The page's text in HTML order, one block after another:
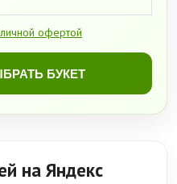
офертой
БУКЕТ
на Яндекс